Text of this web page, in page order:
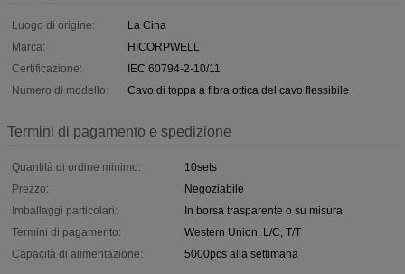
Luogo di origine:
La Cina
Marca:
HICORPWELL
Certificazione:
IEC 60794-2-10/11
Numero di modello:
Cavo di toppa a fibra ottica del cavo flessibile
Termini di pagamento e spedizione
Quantità di ordine minimo:
10sets
Prezzo:
Negoziabile
Imballaggi particolari:
In borsa trasparente o su misura
Termini di pagamento:
Western Union, L/C, T/T
Capacità di alimentazione:
5000pcs alla settimana